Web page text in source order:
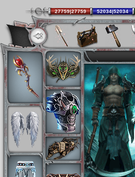
27759|27759 52034|52034